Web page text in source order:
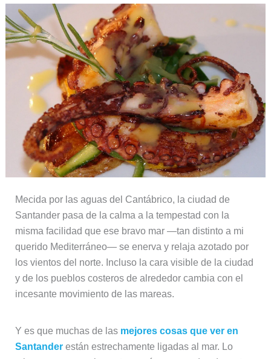
Mecida por las aguas del Cantábrico, la ciudad de
Santander pasa de la calma a la tempestad con la
misma facilidad que ese bravo mar —tan distinto a mi
querido Mediterráneo— se enerva y relaja azotado por
los vientos del norte. Incluso la cara visible de la ciudad
y de los pueblos costeros de alrededor cambia con el
incesante movimiento de las mareas.
Y es que muchas de las mejores cosas que ver en
Santanderestán estrechamente ligadas al mar. Lo